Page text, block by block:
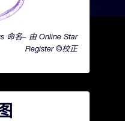
命名– 由 Online Star
Register ©校正